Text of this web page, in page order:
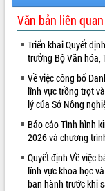
VIDEO
Không có file video nào
ALBUM ẢNH
Văn bản liên quan
Triển khai Quyết
trưởng Bộ Văn hóa,
Về việc công bố
lĩnh vực trồng trọt
lý của Sở Nông
Báo cáo Tình hình
2026 và chương
Quyết định Về việc
lĩnh vực khoa học
ban hành trước khi